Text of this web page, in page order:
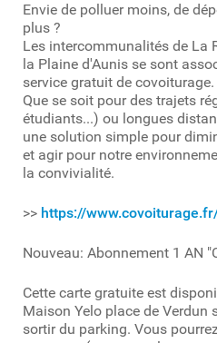
Envie de polluer moins, de
plus ?
Les intercommunalités de La
la Plaine d'Aunis se sont
service gratuit de covoiturage.
Que se soit pour des trajets
étudiants...) ou longues
une solution simple pour
et agir pour notre
la convivialité.
>> https://
Nouveau: Abonnement 1 AN
Cette carte gratuite est
Maison Yelo place de Verdun
sortir du parking. Vous